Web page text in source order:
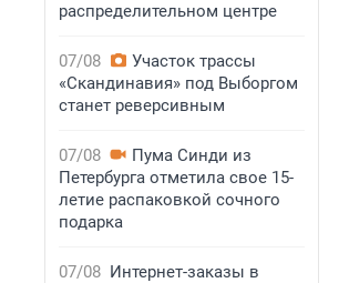
распределительном центре
07/08
Участок трассы
«Скандинавия» под Выборгом
станет реверсивным
07/08
Пума Синди из
Петербурга отметила свое 15-
летие распаковкой сочного
подарка
07/08 Интернет-заказы в